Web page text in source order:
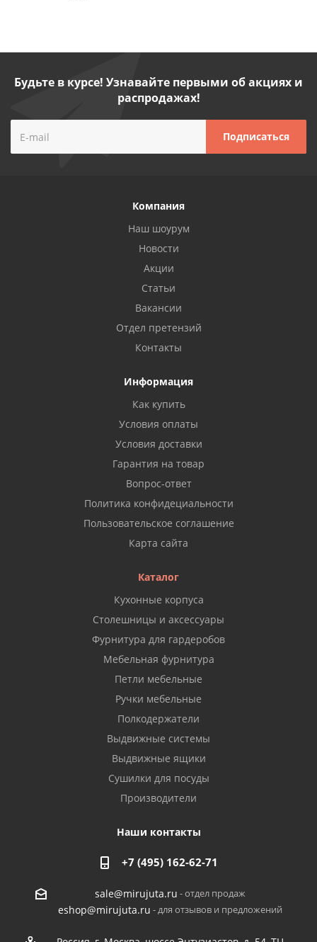
Будьте в курсе! Узнавайте первыми об акциях и
распродажах!
Компания
Наш шоурум
Новости
Акции
Статьи
Вакансии
Отдел претензий
Контакты
Информация
Как купить
Условия оплаты
Условия доставки
Гарантия на товар
Вопрос-ответ
Политика конфидециальности
Пользовательское соглашение
Карта сайта
Каталог
Кухонные корпуса
Столешницы и аксессуары
Фурнитура для гардеробов
Мебельная фурнитура
Петли мебельные
Ручки мебельные
Полкодержатели
Выдвижные системы
Выдвижные ящики
Сушилки для посуды
Производители
Наши контакты
+7 (495) 162-62-71
sale@mirujuta.ru - отдел продаж
eshop@mirujuta.ru - для отзывов и предложений